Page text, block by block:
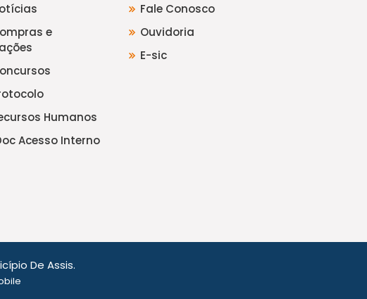
e
Humanos
Acesso Interno
Fale Conosco
Ouvidoria
E-sic
De Assis.